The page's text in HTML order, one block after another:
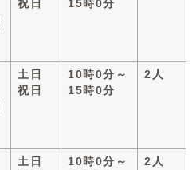
祝日
15時0分
土日
祝日
10時0分～
15時0分
2人
土日
10時0分～
2人